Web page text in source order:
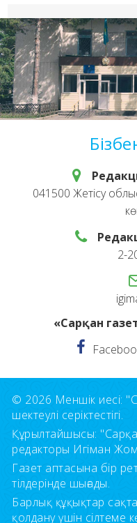
041500 Жетісу
2-
«Сарқан
© 2026 Меншік иесі:
шектеулі серіктестігі.
Құрылтайшысы:
редакторы Игіман
Газет аптасына бір
тілдерінде шығады.
Барлық құқықтар
қолдану үшін сілтеме